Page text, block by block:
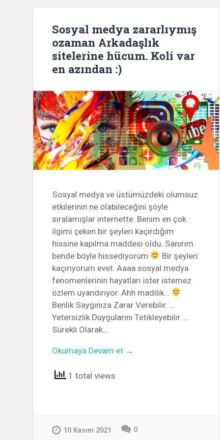
Sosyal medya zararlıymış
ozaman Arkadaşlık
sitelerine hücum. Koli var
en azından :)
Sosyal medya ve üstümüzdeki olumsuz
etkilerinin ne olabileceğini şöyle
sıralamışlar internette. Benim en çok
ilgimi çeken bir şeyleri kaçırdığım
hissine kapılma maddesi oldu. Sanırım
bende böyle hissediyorum
Bir şeyleri
kaçırıyorum evet. Aaaa sosyal medya
fenomenlerinin hayatları ister istemez
özlem uyandırıyor. Ahh madilik…
Benlik Saygınıza Zarar Verebilir. …
Yetersizlik Duygularını Tetikleyebilir. …
Sürekli Olarak…
Okumaya Devam et →
1 total views
10 Kasım 2021 0